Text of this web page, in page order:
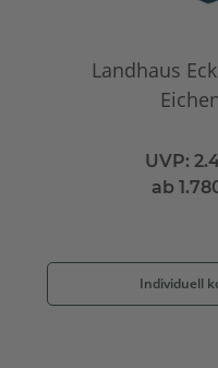
Landhaus
UVP:
ab
Individuell